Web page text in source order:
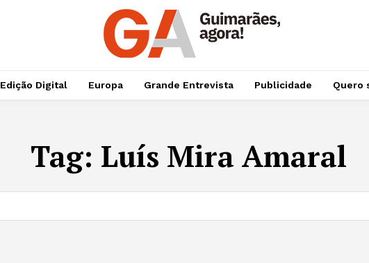
Edição Digital Europa Grande Entrevista Publicidade Quero
Tag: Luís Mira Amaral